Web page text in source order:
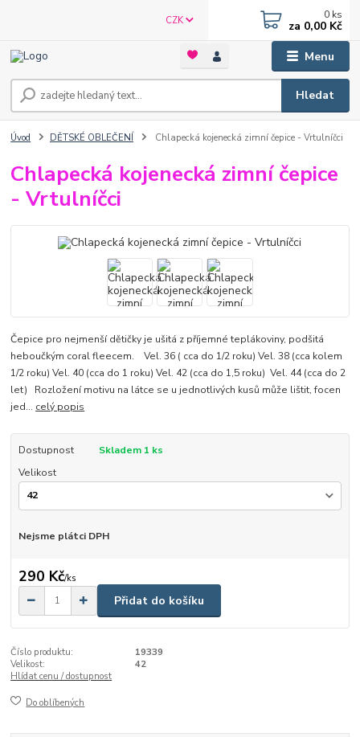
Menu
CZK
Hledat
0 ks
za 0,00 Kč
Úvod DĚTSKÉ OBLEČENÍ Chlapecká kojenecká zimní čepice - Vrtulníčci
Chlapecká kojenecká zimní čepice
- Vrtulníčci
Čepice pro nejmenší dětičky je ušitá z příjemné teplákoviny, podšitá
heboučkým coral fleecem. Vel. 36 ( cca do 1/2 roku) Vel. 38 (cca kolem
1/2 roku) Vel. 40 (cca do 1 roku) Vel. 42 (cca do 1,5 roku) Vel. 44 (cca do 2
let) Rozložení motivu na látce se u jednotlivých kusů může lištit, focen
jed... celý popis
Dostupnost
Skladem 1 ks
Velikost
Nejsme plátci DPH
290 Kč/ks
Přidat do košíku
Číslo produktu:
19339
Velikost:
42
Hlídat cenu / dostupnost
Do oblíbených